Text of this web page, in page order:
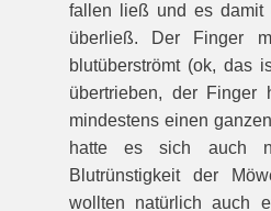
fallen ließ und es damit
überließ. Der Finger
blutüberströmt (ok, das
übertrieben, der Finger
mindestens einen
hatte es sich auch
Blutrünstigkeit der
wollten natürlich auch